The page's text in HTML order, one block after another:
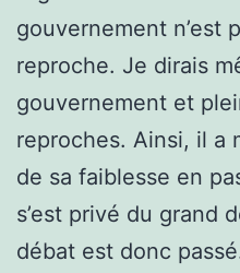
gouvernement n’est
reproche. Je dirais
gouvernement et
reproches. Ainsi, il a
de sa faiblesse en
s’est privé du grand
débat est donc